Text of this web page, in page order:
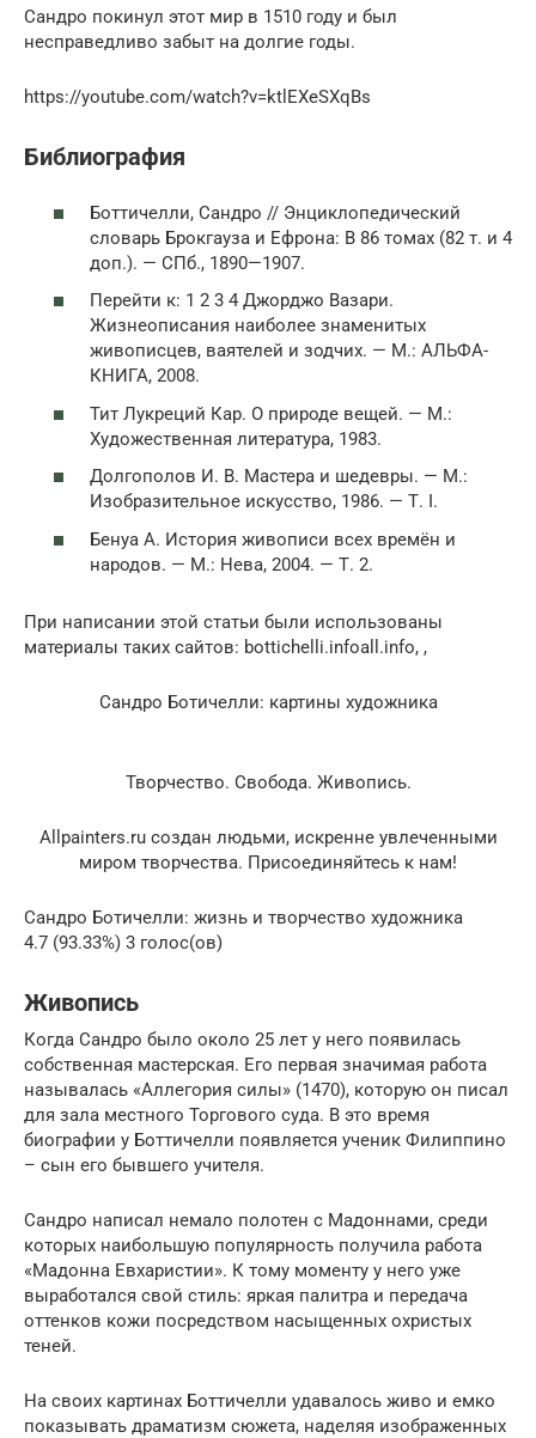
Сандро покинул этот мир в 1510 году и был
несправедливо забыт на долгие годы.
https://youtube.com/watch?v=ktlEXeSXqBs
Библиография
Боттичелли, Сандро // Энциклопедический
словарь Брокгауза и Ефрона: В 86 томах (82 т. и 4
доп.). — СПб., 1890—1907.
Перейти к: 1 2 3 4 Джорджо Вазари.
Жизнеописания наиболее знаменитых
живописцев, ваятелей и зодчих. — М.: АЛЬФА-
КНИГА, 2008.
Тит Лукреций Кар. О природе вещей. — М.:
Художественная литература, 1983.
Долгополов И. В. Мастера и шедевры. — М.:
Изобразительное искусство, 1986. — Т. I.
Бенуа А. История живописи всех времён и
народов. — М.: Нева, 2004. — Т. 2.
При написании этой статьи были использованы
материалы таких сайтов: bottichelli.infoall.info, ,
Сандро Ботичелли: картины художника
Творчество. Свобода. Живопись.
Allpainters.ru создан людьми, искренне увлеченными
миром творчества. Присоединяйтесь к нам!
Сандро Ботичелли: жизнь и творчество художника
4.7 (93.33%) 3 голос(ов)
Живопись
Когда Сандро было около 25 лет у него появилась
собственная мастерская. Его первая значимая работа
называлась «Аллегория силы» (1470), которую он писал
для зала местного Торгового суда. В это время
биографии у Боттичелли появляется ученик Филиппино
– сын его бывшего учителя.
Сандро написал немало полотен с Мадоннами, среди
которых наибольшую популярность получила работа
«Мадонна Евхаристии». К тому моменту у него уже
выработался свой стиль: яркая палитра и передача
оттенков кожи посредством насыщенных охристых
теней.
На своих картинах Боттичелли удавалось живо и емко
показывать драматизм сюжета, наделяя изображенных